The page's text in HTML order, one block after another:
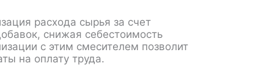
расхода сырья за счет
снижая себестоимость
с этим смесителем позволит
на оплату труда.